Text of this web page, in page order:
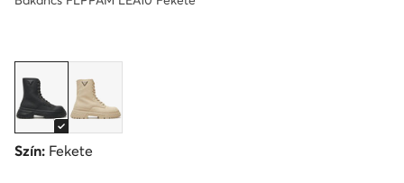
Szín: Fekete